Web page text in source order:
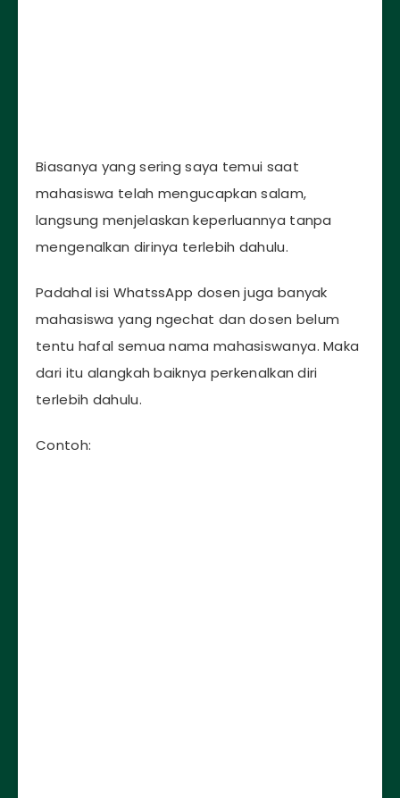
Biasanya yang sering saya temui saat
mahasiswa telah mengucapkan salam,
langsung menjelaskan keperluannya tanpa
mengenalkan dirinya terlebih dahulu.
Padahal isi WhatssApp dosen juga banyak
mahasiswa yang ngechat dan dosen belum
tentu hafal semua nama mahasiswanya. Maka
dari itu alangkah baiknya perkenalkan diri
terlebih dahulu.
Contoh: